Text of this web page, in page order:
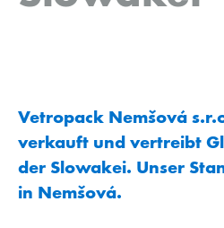
Vetropack Nemšová
verkauft und vertreibt
der Slowakei. Unser
in Nemšová.